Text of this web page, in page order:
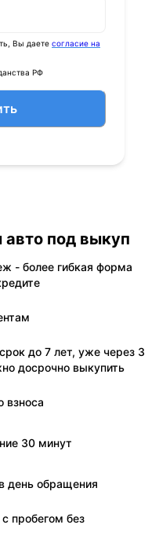
Вы даете согласие на
РФ
под выкуп
- более гибкая форма
до 7 лет, уже через 3
досрочно выкупить
взноса
30 минут
день обращения
пробегом без